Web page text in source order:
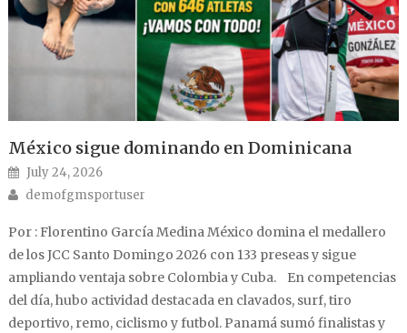
México sigue dominando en Dominicana
Posted on
July 24, 2026
Author
demofgmsportuser
Por : Florentino García Medina México domina el medallero
de los JCC Santo Domingo 2026 con 133 preseas y sigue
ampliando ventaja sobre Colombia y Cuba. En competencias
del día, hubo actividad destacada en clavados, surf, tiro
deportivo, remo, ciclismo y futbol. Panamá sumó finalistas y